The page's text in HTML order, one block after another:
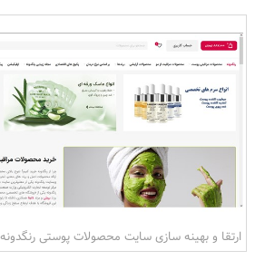
ارتقا و بهینه سازی سایت محصولات پوستی رنگدونه